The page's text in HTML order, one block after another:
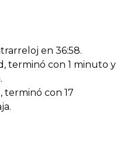
en 36:58.
terminó con 1 minuto y
terminó con 17